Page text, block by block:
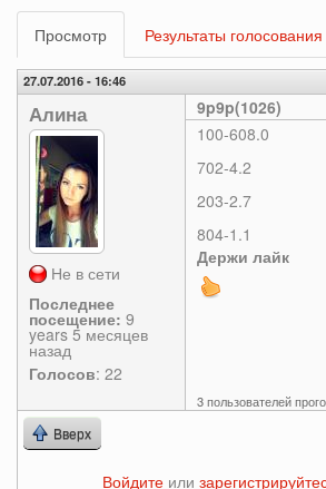
Главные
вкладки
Просмотр (активная
вкладка)
Результаты голосования
27.07.2016 - 16:46
Алина
Не в сети
Последнее
посещение: 9
years 5 месяцев
назад
Голосов: 22
9p9p(1026)
100-608.0
702-4.2
203-2.7
804-1.1
Держи лайк
3 пользователей
Вверх
Войдите или